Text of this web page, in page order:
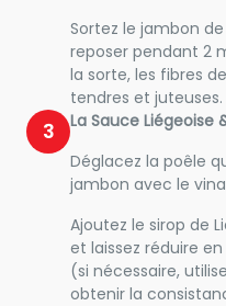
Sortez le jambon
reposer pendant 2
la sorte, les fibres
tendres et juteuses.
3
La Sauce Liégeoise
Déglacez la poêle
jambon avec le
Ajoutez le sirop de
et laissez réduire
(si nécessaire,
obtenir la